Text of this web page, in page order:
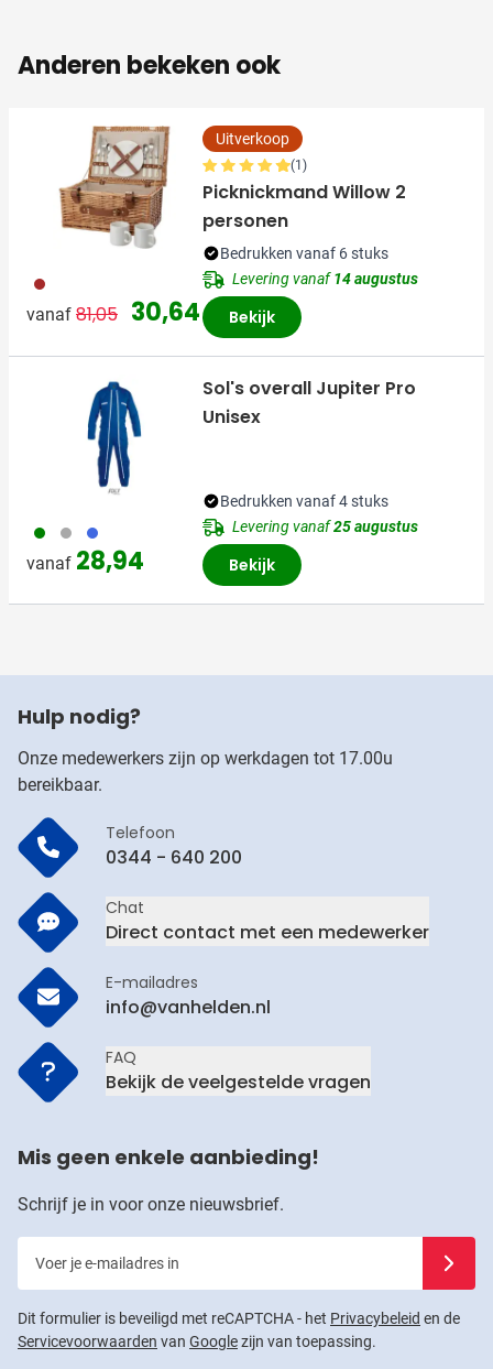
Anderen bekeken ook
011
vanaf Normale prijs
81,05 Speciale prijs
30,64
Uitverkoop
(1)
Picknickmand Willow 2
personen
Bedrukken vanaf 6 stuks
Levering vanaf14 augustus
Bekijk
935 491 948
vanaf 28,94
Sol's overall Jupiter Pro
Unisex
Bedrukken vanaf 4 stuks
Levering vanaf25 augustus
Bekijk
Hulp nodig?
Onze medewerkers zijn op werkdagen tot 17.00u
bereikbaar.
Telefoon
0344 - 640 200
Chat
Direct contact met een medewerker
E-mailadres
info@vanhelden.nl
FAQ
Bekijk de veelgestelde vragen
Mis geen enkele aanbieding!
Schrijf je in voor onze nieuwsbrief.
Dit formulier is beveiligd met reCAPTCHA - het Privacybeleid en de
Servicevoorwaarden van Googlezijn van toepassing.